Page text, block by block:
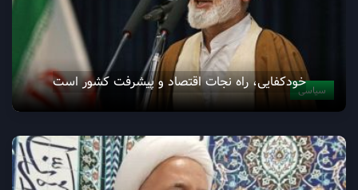
سیاسیخودکفایی، راه نجات اقتصاد و پیشرفت کشور است